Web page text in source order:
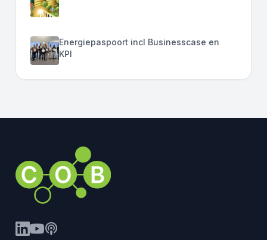
Energiepaspoort incl Businesscase en
KPI